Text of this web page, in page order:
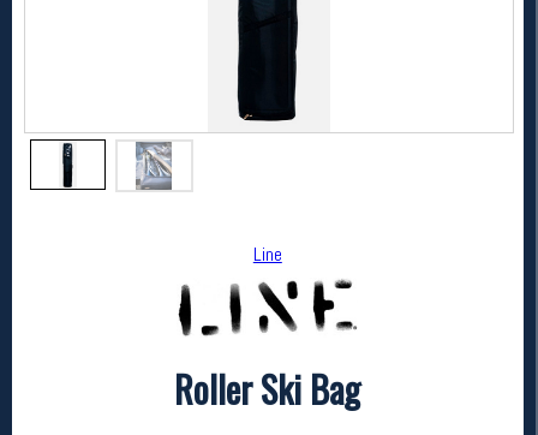
Line
Roller Ski Bag
Line